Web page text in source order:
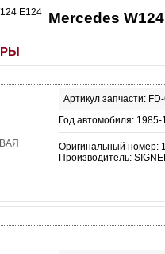
Mercedes
Артикул запчасти:
Год автомобиля: 1985-
Оригинальный номер:
Производитель: